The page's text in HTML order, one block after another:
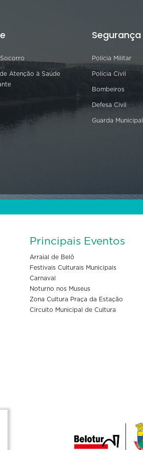
Atenção à Saúde
Segurança
Polícia Militar
Polícia Civil
Bombeiros
Defesa Civil
Guarda Municipal
Principais Eventos
Arraial de Belô
Festivais Culturais Municipais
Carnaval
Noturno nos Museus
Zona Cultura Praça da Estação
Circuito Municipal de Cultura